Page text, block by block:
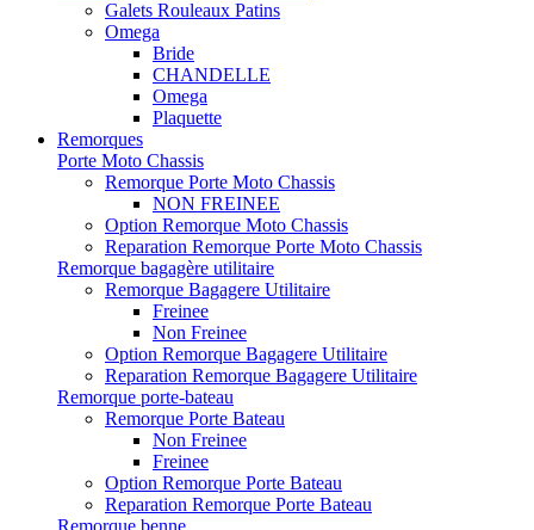
Galets Rouleaux Patins
Omega
Bride
CHANDELLE
Omega
Plaquette
Remorques
Porte Moto Chassis
Remorque Porte Moto Chassis
NON FREINEE
Option Remorque Moto Chassis
Reparation Remorque Porte Moto Chassis
Remorque bagagère utilitaire
Remorque Bagagere Utilitaire
Freinee
Non Freinee
Option Remorque Bagagere Utilitaire
Reparation Remorque Bagagere Utilitaire
Remorque porte-bateau
Remorque Porte Bateau
Non Freinee
Freinee
Option Remorque Porte Bateau
Reparation Remorque Porte Bateau
Remorque benne